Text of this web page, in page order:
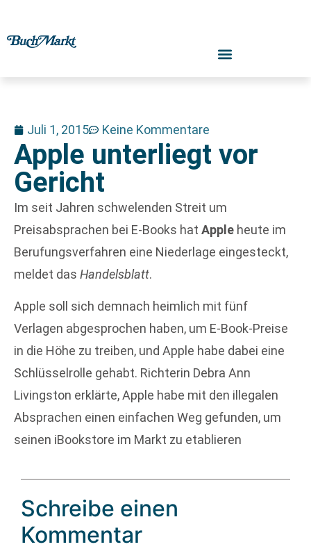
Juli 1, 2015 Keine Kommentare
Apple unterliegt vor
Gericht
Im seit Jahren schwelenden Streit um
Preisabsprachen bei E-Books hat Apple heute im
Berufungsverfahren eine Niederlage eingesteckt,
meldet das Handelsblatt.
Apple soll sich demnach heimlich mit fünf
Verlagen abgesprochen haben, um E-Book-Preise
in die Höhe zu treiben, und Apple habe dabei eine
Schlüsselrolle gehabt. Richterin Debra Ann
Livingston erklärte, Apple habe mit den illegalen
Absprachen einen einfachen Weg gefunden, um
seinen iBookstore im Markt zu etablieren
Schreibe einen
Kommentar